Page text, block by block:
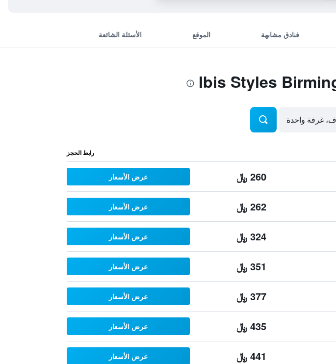
فنادق مشابهة الموقع الأسئلة الشائعة
رابط الحجز
260 ﷼ عرض الأسعار
262 ﷼ عرض الأسعار
324 ﷼ عرض الأسعار
351 ﷼ عرض الأسعار
377 ﷼ عرض الأسعار
435 ﷼ عرض الأسعار
441 ﷼ عرض الأسعار